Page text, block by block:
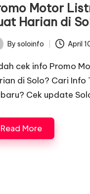
Motor
Harian di
By soloinfo April
cek info Promo
di Solo? Cari Info
Cek update
Read More